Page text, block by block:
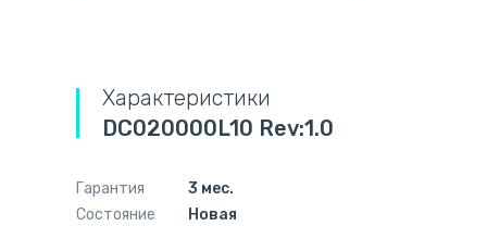
Характеристики
DC020000L10 Rev:1.0
Гарантия
3 мес.
Состояние
Новая